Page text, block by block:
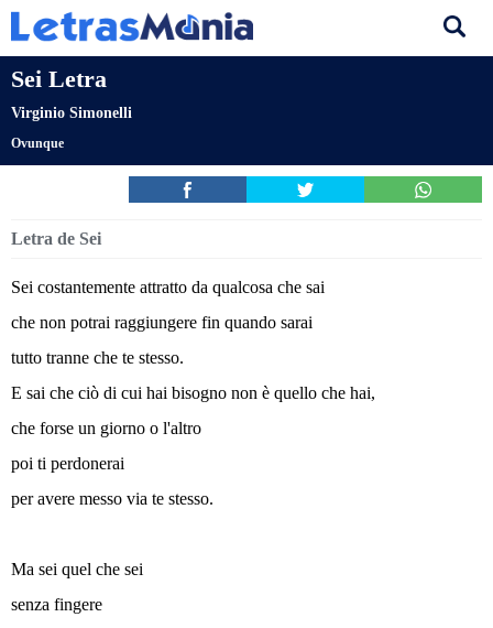
Sei Letra
Virginio Simonelli
Ovunque
Letra de Sei
Sei costantemente attratto da qualcosa che sai
che non potrai raggiungere fin quando sarai
tutto tranne che te stesso.
E sai che ciò di cui hai bisogno non è quello che hai,
che forse un giorno o l'altro
poi ti perdonerai
per avere messo via te stesso.
Ma sei quel che sei
senza fingere